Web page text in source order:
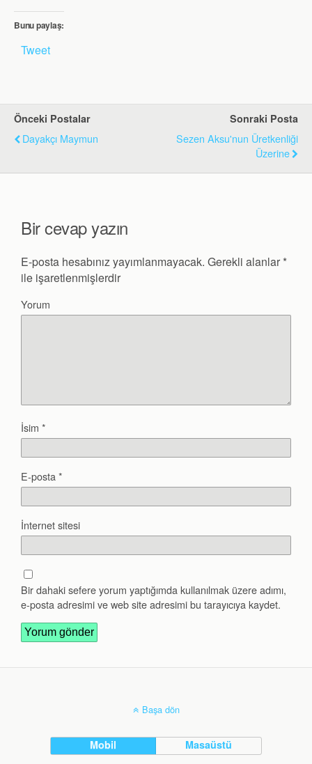
Bunu paylaş:
Tweet
Önceki Postalar
Dayakçı Maymun
Sonraki Posta
Sezen Aksu'nun Üretkenliği
Üzerine
Bir cevap yazın
E-posta hesabınız yayımlanmayacak. Gerekli alanlar *
ile işaretlenmişlerdir
Yorum
İsim *
E-posta *
İnternet sitesi
Bir dahaki sefere yorum yaptığımda kullanılmak üzere adımı,
e-posta adresimi ve web site adresimi bu tarayıcıya kaydet.
Başa dön
Mobil Masaüstü